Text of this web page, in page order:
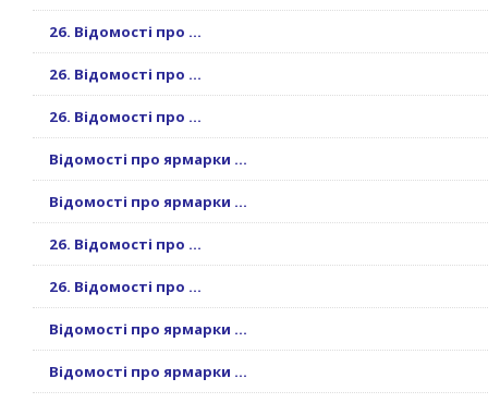
26. Відомості про ...
26. Відомості про ...
26. Відомості про ...
Відомості про ярмарки ...
Відомості про ярмарки ...
26. Відомості про ...
26. Відомості про ...
Відомості про ярмарки ...
Відомості про ярмарки ...